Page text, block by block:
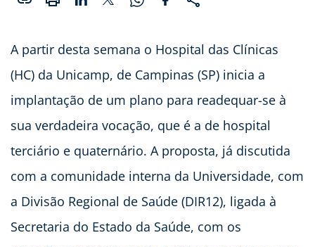
A partir desta semana o Hospital das Clínicas
(HC) da Unicamp, de Campinas (SP) inicia a
implantação de um plano para readequar-se à
sua verdadeira vocação, que é a de hospital
terciário e quaternário. A proposta, já discutida
com a comunidade interna da Universidade, com
a Divisão Regional de Saúde (DIR12), ligada à
Secretaria do Estado da Saúde, com os